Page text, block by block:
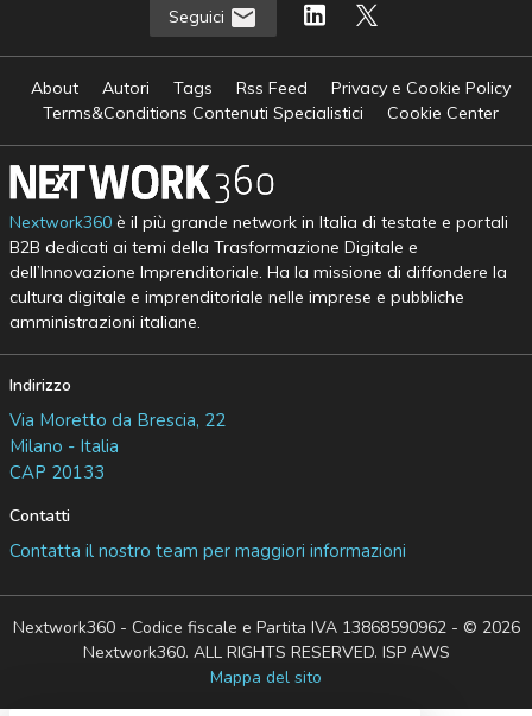
Seguici
About Autori Tags Rss Feed
Privacy e Cookie Policy
Terms&Conditions Contenuti Specialistici
Cookie Center
Nextwork360è il più grande network in Italia di testate e portali
B2B dedicati ai temi della Trasformazione Digitale e
dell’Innovazione Imprenditoriale. Ha la missione di diffondere la
cultura digitale e imprenditoriale nelle imprese e pubbliche
amministrazioni italiane.
Indirizzo
Via Moretto da Brescia, 22
Milano - Italia
CAP 20133
Contatti
Contatta il nostro team per maggiori informazioni
Nextwork360 - Codice fiscale e Partita IVA 13868590962 - © 2026
Nextwork360. ALL RIGHTS RESERVED. ISP AWS
Mappa del sito